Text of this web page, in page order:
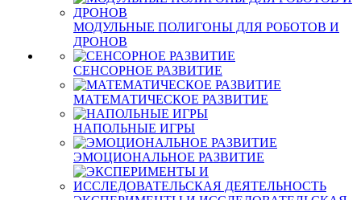
МОДУЛЬНЫЕ ПОЛИГОНЫ ДЛЯ РОБОТОВ И
ДРОНОВ
СЕНСОРНОЕ РАЗВИТИЕ
МАТЕМАТИЧЕСКОЕ РАЗВИТИЕ
НАПОЛЬНЫЕ ИГРЫ
ЭМОЦИОНАЛЬНОЕ РАЗВИТИЕ